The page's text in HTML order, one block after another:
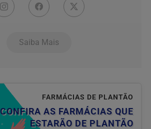
Saiba Mais
FARMÁCIAS DE PLANTÃO
CONFIRA AS FARMÁCIAS QUE
ESTARÃO DE PLANTÃO